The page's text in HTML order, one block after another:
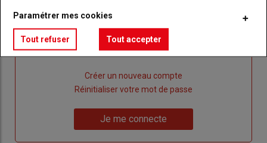
Body
Connectez-vous à votre compte pour profiter
de votre abonnement
Créer un nouveau compte
Réinitialiser votre mot de passe
Je me connecte
Paramétrer mes cookies
Tout refuser Tout accepter